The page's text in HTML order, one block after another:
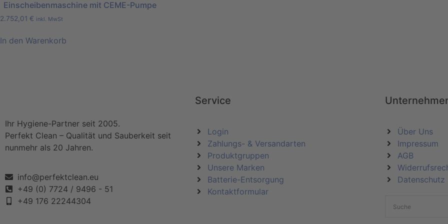
Einscheibenmaschine mit CEME-Pumpe
2.752,01 € inkl. MwSt
In den Warenkorb
Ihr Hygiene-Partner seit 2005.
Perfekt Clean – Qualität und Sauberkeit seit
nunmehr als 20 Jahren.
info@perfektclean.eu
+49 (0) 7724 / 9496 - 51
+49 176 22244304
Service
Login
Zahlungs- & Versandarten
Produktgruppen
Unsere Marken
Batterie-Entsorgung
Kontaktformular
Über Uns
Impressum
AGB
Datenschutz